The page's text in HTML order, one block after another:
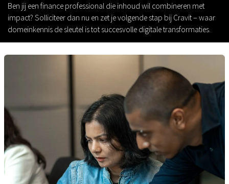
Ben jij een finance professional die inhoud wil combineren met
impact? Solliciteer dan nu en zet je volgende stap bij Cravit – waar
domeinkennis de sleutel is tot succesvolle digitale transformaties.